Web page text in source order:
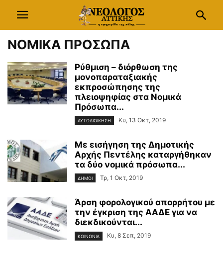
ΝΟΜΙΚΑ ΠΡΟΣΩΠΑ
Ρύθμιση – διόρθωση της
μονοπαραταξιακής
εκπροσώπησης της
πλειοψηφίας στα Νομικά
Πρόσωπα...
ΑΥΤΟΔΙΟΙΚΗΣΗ Κυ, 13 Οκτ, 2019
Με εισήγηση της Δημοτικής
Αρχής Πεντέλης καταργήθηκαν
τα δύο νομικά πρόσωπα...
ΔΗΜΟΙ Τρ, 1 Οκτ, 2019
Άρση φορολογικού απορρήτου με
την έγκριση της ΑΑΔΕ για να
διεκδικούνται...
ΚΟΙΝΩΝΙΑ Κυ, 8 Σεπ, 2019